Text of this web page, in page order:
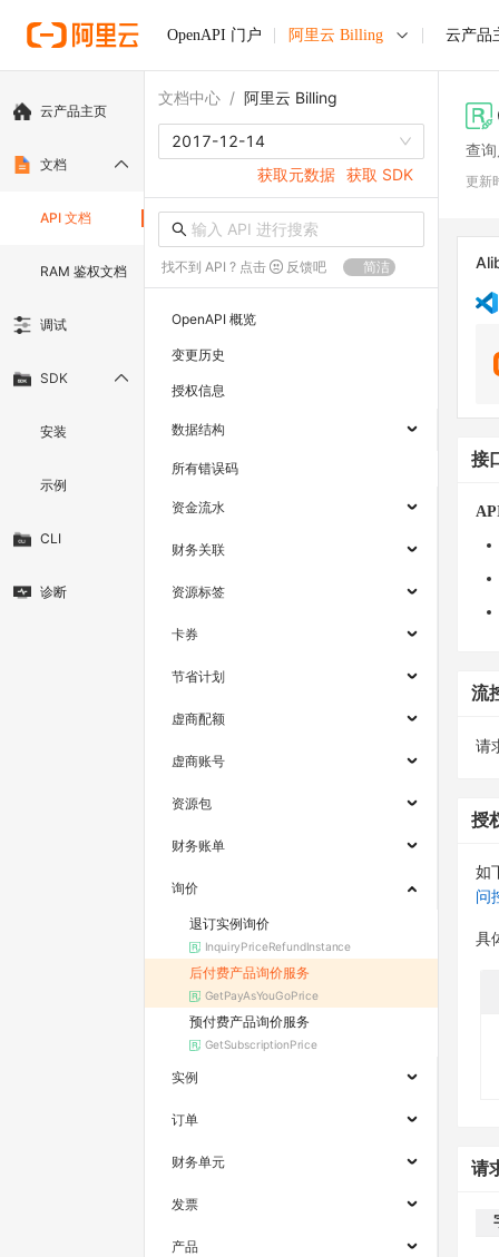
OpenAPI 门户 阿里云 Billing 云产品
云产品主页
文档
API 文档
RAM 鉴权文档
调试
SDK
安装
示例
CLI
诊断
文档中心 / 阿里云 Billing
2017-12-14
获取元数据 获取 SDK
找不到 API ? 点击 反馈吧 简洁
OpenAPI 概览
变更历史
授权信息
数据结构
所有错误码
资金流水
财务关联
资源标签
卡券
节省计划
虚商配额
虚商账号
资源包
财务账单
询价
退订实例询价
InquiryPriceRefundInstance
后付费产品询价服务
GetPayAsYouGoPrice
预付费产品询价服务
GetSubscriptionPrice
实例
订单
财务单元
发票
产品
查
更新
接
流
请
授
如
问
具
请